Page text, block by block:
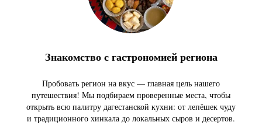
Знакомство с гастрономией региона
Пробовать регион на вкус — главная цель нашего
путешествия! Мы подбираем проверенные места, чтобы
открыть всю палитру дагестанской кухни: от лепёшек чуду
и традиционного хинкала до локальных сыров и десертов.